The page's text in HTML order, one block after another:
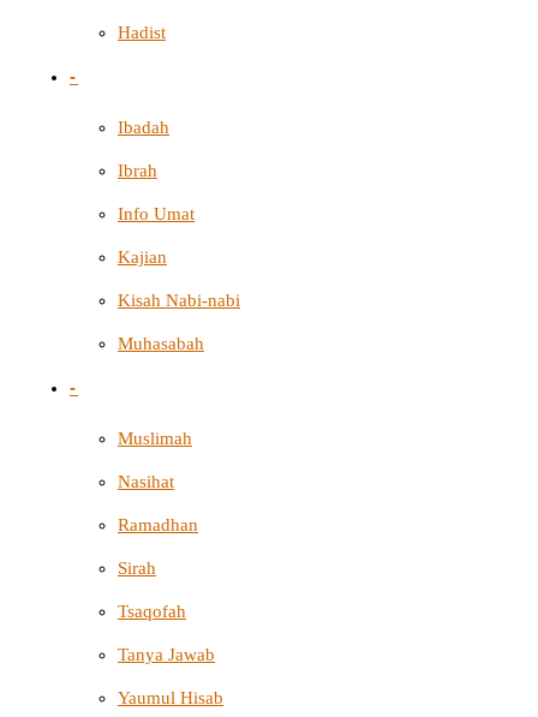
Hadist
-
Ibadah
Ibrah
Info Umat
Kajian
Kisah Nabi-nabi
Muhasabah
-
Muslimah
Nasihat
Ramadhan
Sirah
Tsaqofah
Tanya Jawab
Yaumul Hisab